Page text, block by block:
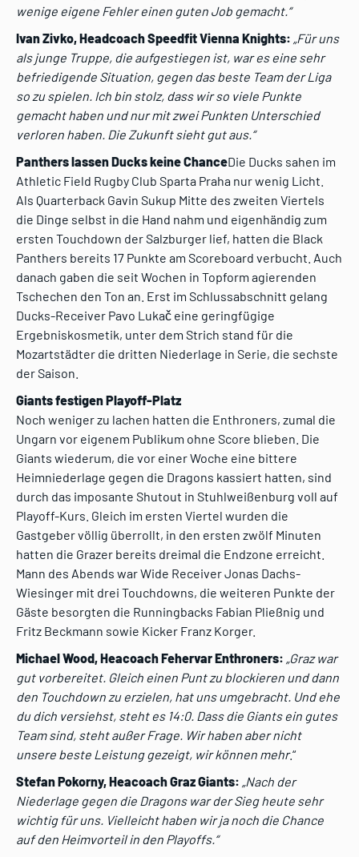
wenige eigene Fehler einen guten Job gemacht.“
Ivan Zivko, Headcoach Speedfit Vienna Knights: „Für uns
als junge Truppe, die aufgestiegen ist, war es eine sehr
befriedigende Situation, gegen das beste Team der Liga
so zu spielen. Ich bin stolz, dass wir so viele Punkte
gemacht haben und nur mit zwei Punkten Unterschied
verloren haben. Die Zukunft sieht gut aus.“
Panthers lassen Ducks keine ChanceDie Ducks sahen im
Athletic Field Rugby Club Sparta Praha nur wenig Licht.
Als Quarterback Gavin Sukup Mitte des zweiten Viertels
die Dinge selbst in die Hand nahm und eigenhändig zum
ersten Touchdown der Salzburger lief, hatten die Black
Panthers bereits 17 Punkte am Scoreboard verbucht. Auch
danach gaben die seit Wochen in Topform agierenden
Tschechen den Ton an. Erst im Schlussabschnitt gelang
Ducks-Receiver Pavo Lukač eine geringfügige
Ergebniskosmetik, unter dem Strich stand für die
Mozartstädter die dritten Niederlage in Serie, die sechste
der Saison.
Giants festigen Playoff-Platz
Noch weniger zu lachen hatten die Enthroners, zumal die
Ungarn vor eigenem Publikum ohne Score blieben. Die
Giants wiederum, die vor einer Woche eine bittere
Heimniederlage gegen die Dragons kassiert hatten, sind
durch das imposante Shutout in Stuhlweißenburg voll auf
Playoff-Kurs. Gleich im ersten Viertel wurden die
Gastgeber völlig überrollt, in den ersten zwölf Minuten
hatten die Grazer bereits dreimal die Endzone erreicht.
Mann des Abends war Wide Receiver Jonas Dachs-
Wiesinger mit drei Touchdowns, die weiteren Punkte der
Gäste besorgten die Runningbacks Fabian Pließnig und
Fritz Beckmann sowie Kicker Franz Korger.
Michael Wood, Heacoach Fehervar Enthroners: „Graz war
gut vorbereitet. Gleich einen Punt zu blockieren und dann
den Touchdown zu erzielen, hat uns umgebracht. Und ehe
du dich versiehst, steht es 14:0. Dass die Giants ein gutes
Team sind, steht außer Frage. Wir haben aber nicht
unsere beste Leistung gezeigt, wir können mehr.“
Stefan Pokorny, Heacoach Graz Giants: „Nach der
Niederlage gegen die Dragons war der Sieg heute sehr
wichtig für uns. Vielleicht haben wir ja noch die Chance
auf den Heimvorteil in den Playoffs.“